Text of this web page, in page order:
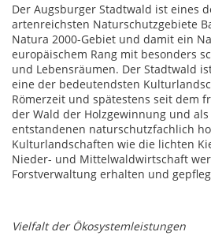
Der Augsburger Stadtwald ist eines
artenreichsten Naturschutzgebiete
Natura 2000-Gebiet und damit ein
europäischem Rang mit besonders
und Lebensräumen. Der Stadtwald
eine der bedeutendsten
Römerzeit und spätestens seit dem
der Wald der Holzgewinnung und
entstandenen naturschutzfachlich
Kulturlandschaften wie die lichten
Nieder- und Mittelwaldwirtschaft
Forstverwaltung erhalten und
Vielfalt der Ökosystemleistungen